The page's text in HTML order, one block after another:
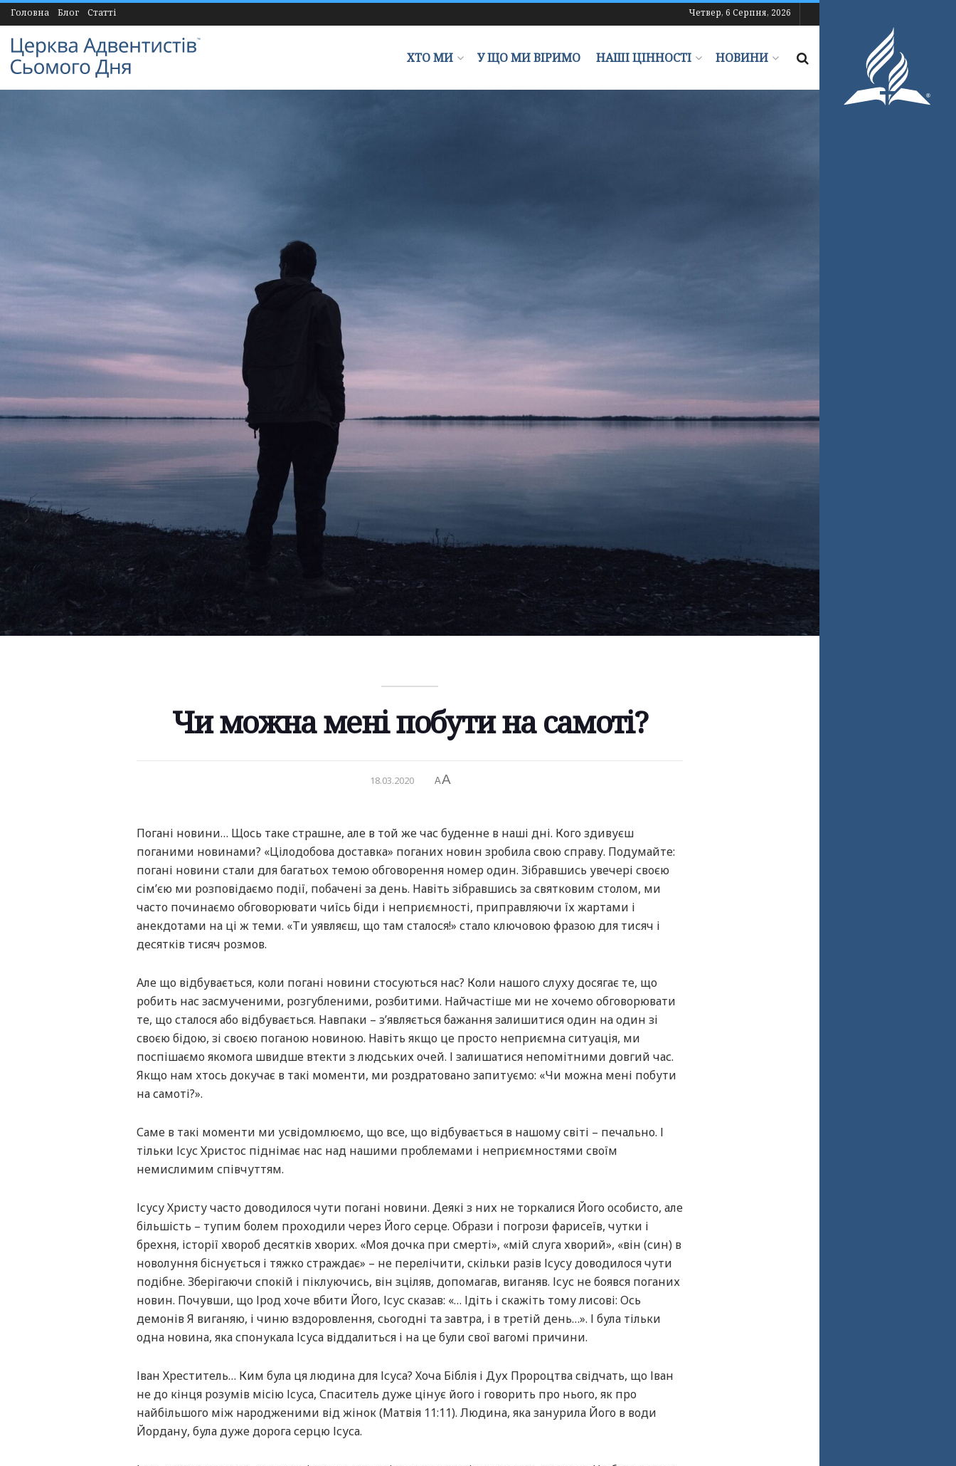
Головна Блог Статті Четвер, 6 Серпня, 2026
ХТО МИ У ЩО МИ ВІРИМО НАШІ ЦІННОСТІ НОВИНИ
Чи можна мені побути на самоті?
18.03.2020 AA
Погані новини… Щось таке страшне, але в той же час буденне в наші дні. Кого здивуєш
поганими новинами? «Цілодобова доставка» поганих новин зробила свою справу. Подумайте:
погані новини стали для багатьох темою обговорення номер один. Зібравшись увечері своєю
сім’єю ми розповідаємо події, побачені за день. Навіть зібравшись за святковим столом, ми
часто починаємо обговорювати чиїсь біди і неприємності, приправляючи їх жартами і
анекдотами на ці ж теми. «Ти уявляєш, що там сталося!» стало ключовою фразою для тисяч і
десятків тисяч розмов.
Але що відбувається, коли погані новини стосуються нас? Коли нашого слуху досягає те, що
робить нас засмученими, розгубленими, розбитими. Найчастіше ми не хочемо обговорювати
те, що сталося або відбувається. Навпаки – з’являється бажання залишитися один на один зі
своєю бідою, зі своєю поганою новиною. Навіть якщо це просто неприємна ситуація, ми
поспішаємо якомога швидше втекти з людських очей. І залишатися непомітними довгий час.
Якщо нам хтось докучає в такі моменти, ми роздратовано запитуємо: «Чи можна мені побути
на самоті?».
Саме в такі моменти ми усвідомлюємо, що все, що відбувається в нашому світі – печально. І
тільки Ісус Христос піднімає нас над нашими проблемами і неприємностями своїм
немислимим співчуттям.
Ісусу Христу часто доводилося чути погані новини. Деякі з них не торкалися Його особисто, але
більшість – тупим болем проходили через Його серце. Образи і погрози фарисеїв, чутки і
брехня, історії хвороб десятків хворих. «Моя дочка при смерті», «мій слуга хворий», «він (син) в
новолуння біснується і тяжко страждає» – не перелічити, скільки разів Ісусу доводилося чути
подібне. Зберігаючи спокій і піклуючись, він зціляв, допомагав, виганяв. Ісус не боявся поганих
новин. Почувши, що Ірод хоче вбити Його, Ісус сказав: «… Ідіть і скажіть тому лисові: Ось
демонів Я виганяю, і чиню вздоровлення, сьогодні та завтра, і в третій день…». І була тільки
одна новина, яка спонукала Ісуса віддалиться і на це були свої вагомі причини.
Іван Хреститель… Ким була ця людина для Ісуса? Хоча Біблія і Дух Пророцтва свідчать, що Іван
не до кінця розумів місію Ісуса, Спаситель дуже цінує його і говорить про нього, як про
найбільшого між народженими від жінок (Матвія 11:11). Людина, яка занурила Його в води
Йордану, була дуже дорога серцю Ісуса.